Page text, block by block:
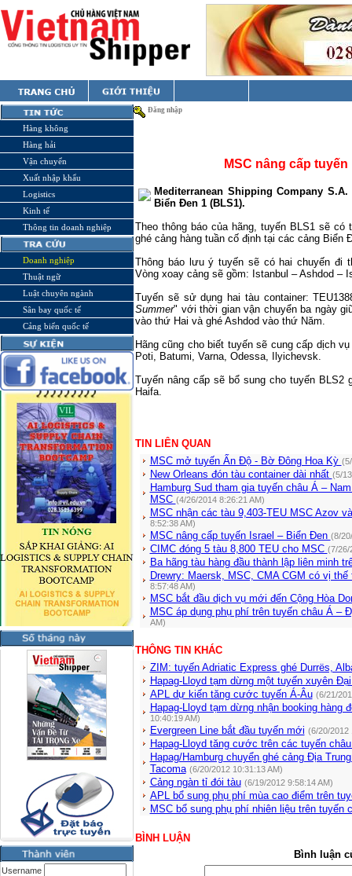
Hàng không
Hàng hải
Vận chuyển
Xuất nhập khẩu
Logistics
Kinh tế
Thông tin doanh nghiệp
Doanh nghiệp
Thuật ngữ
Luật chuyên ngành
Sân bay quốc tế
Cảng biển quốc tế
Username
Đăng nhập
MSC nâng cấp
Mediterranean Shipping Company
Biển Đen 1 (BLS1).
Theo thông báo của hãng, tuyến BLS1 sẽ
ghé cảng hàng tuần cố định tại các cảng Biển
Thông báo lưu ý tuyến sẽ có hai chuyến đi
Vòng xoay cảng sẽ gồm: Istanbul –Ashdod –
Tuyến sẽ sử dụng hai tàu container:
Summer" với thời gian vận chuyển ba ngày
vào thứ Hai và ghé Ashdod vào thứ Năm.
Hãng cũng cho biết tuyến sẽ cung cấp dịch
Poti, Batumi, Varna, Odessa, Ilyichevsk.
Tuyến nâng cấp sẽ bổ sung cho tuyến BLS2
Haifa.
TIN LIÊN QUAN
MSC mở tuyến Ấn Độ - Bờ Đông Hoa Kỳ
New Orleans đón tàu container dài nhất (5/
Hamburg Sud tham gia tuyến châu Á –
MSC (4/26/2014 8:26:21 AM)
MSC nhận các tàu 9,403-TEU MSC Azov
8:52:38 AM)
MSC nâng cấp tuyến Israel – Biển Đen (8/
CIMC đóng 5 tàu 8,800 TEU cho MSC (7/26/
Ba hãng tàu hàng đầu thành lập liên minh
Drewry: Maersk, MSC, CMA CGM có vị
8:57:48 AM)
MSC bắt đầu dịch vụ mới đến Cộng Hòa
MSC áp dụng phụ phí trên tuyến châu Á –
AM)
THÔNG TIN KHÁC
ZIM: tuyến Adriatic Express ghé Durrës,
Hapag-Lloyd tạm dừng một tuyến xuyên
APL dự kiến tăng cước tuyến Á-Âu (6/21/
Hapag-Lloyd tạm dừng nhận booking hàng
10:40:19 AM)
Evergreen Line bắt đầu tuyến mới (6/20/2012
Hapag-Lloyd tăng cước trên các tuyến
Hapag/Hamburg chuyển ghé cảng Địa
Tacoma (6/20/2012 10:31:13 AM)
Cảng ngàn tỉ đói tàu (6/19/2012 9:58:14 AM)
APL bổ sung phụ phí mùa cao điểm trên
MSC bổ sung phụ phí nhiên liệu trên tuyến
BÌNH LUẬN
Bình luận